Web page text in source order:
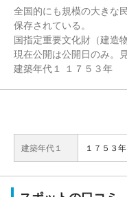
全国的にも規模の大きな
保存されている。
国指定重要文化財（建造物
現在公開は公開日のみ。
建築年代１ １７５３年
建築年代１ １７５３年